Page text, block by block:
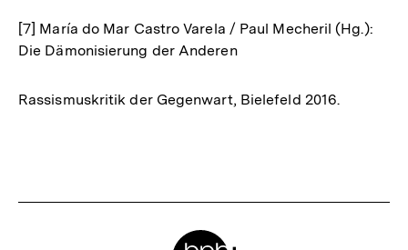
[7] María do Mar Castro Varela / Paul Mecheril (Hg.):
Die Dämonisierung der Anderen
Rassismuskritik der Gegenwart, Bielefeld 2016.